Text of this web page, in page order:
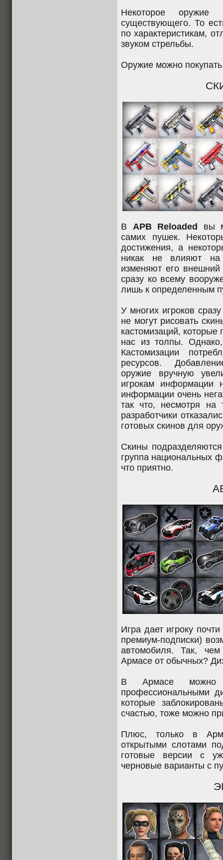
Некоторое оружие
существующего. То
по характеристикам,
звуком стрельбы.
Оружие можно покупать
В APB Reloaded
вы
самих пушек.
достижения, а
никак не влияют на
изменяют его
сразу ко всему
лишь к определенным
У многих игроков
не могут рисовать
кастомизаций, которые
нас из толпы.
Кастомизации
ресурсов.
оружие вручную
игрокам информации
информации очень
так что, несмотря на
разработчики
готовых скинов для
Скины
группа национальных
что приятно.
Игра дает игроку
премиум-подписки)
автомобиля. Так,
Армасе от обычных?
В Армасе можно
профессиональными
которые
счастью, тоже можно
Плюс, только в
открытыми слотами
готовые версии с
черновые варианты с